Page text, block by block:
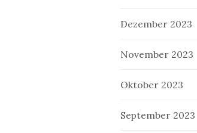
Dezember 2023
November 2023
Oktober 2023
September 2023